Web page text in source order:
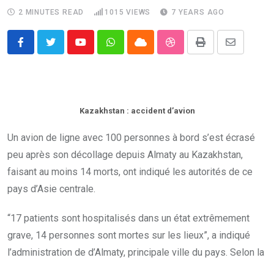
2 MINUTES READ
1015 VIEWS 7 YEARS AGO
YoutubeWhatsappCloud StumbleUpon
Print
Share
Kazakhstan : accident d’avion
Un avion de ligne avec 100 personnes à bord s’est écrasé
peu après son décollage depuis Almaty au Kazakhstan,
faisant au moins 14 morts, ont indiqué les autorités de ce
pays d’Asie centrale.
“17 patients sont hospitalisés dans un état extrêmement
grave, 14 personnes sont mortes sur les lieux”, a indiqué
l’administration de d’Almaty, principale ville du pays. Selon la